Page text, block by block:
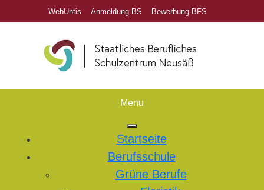
WebUntis Anmeldung BS Bewerbung BFS
Menu
Startseite
Berufsschule
Grüne Berufe